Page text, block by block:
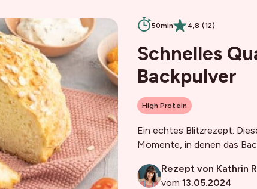
50min 4,8 (12)
Schnelles
Backpulver
High Protein
Ein echtes Blitzrezept:
Momente, in denen das
Rezept von Kathrin
vom 13.05.2024